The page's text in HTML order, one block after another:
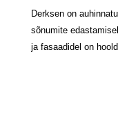
Derksen on
sõnumite
ja fasaadidel on